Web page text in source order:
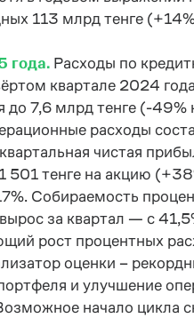
113 млрд тенге
года. Расходы по
квартале 2024
7,6 млрд тенге (-
расходы
чистая
тенге на акцию
Собираемость
за квартал — с
рост процентных
оценки –
и улучшение
начало цикла